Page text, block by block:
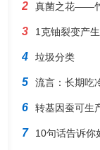
2 真菌之花——
3 1克铀裂变产生的能量
4 垃圾分类
5 流言：长期吃
6 转基因蚕可生
7 10句话告诉你